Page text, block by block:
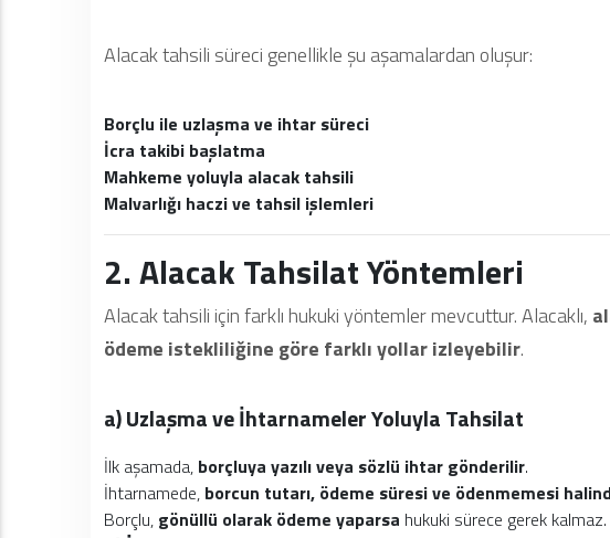
Alacak tahsili süreci genellikle şu aşamalardan oluşur:
Borçlu ile uzlaşma ve ihtar süreci
İcra takibi başlatma
Mahkeme yoluyla alacak tahsili
Malvarlığı haczi ve tahsil işlemleri
2. Alacak Tahsilat Yöntemleri
Alacak tahsili için farklı hukuki yöntemler mevcuttur. Alacaklı,
ödeme istekliliğine göre farklı yollar izleyebilir.
a) Uzlaşma ve İhtarnameler Yoluyla Tahsilat
İlk aşamada, borçluya yazılı veya sözlü ihtar gönderilir.
İhtarnamede, borcun tutarı, ödeme süresi ve ödenmemesi
Borçlu, gönüllü olarak ödeme yaparsa hukuki sürece gerek kalmaz.